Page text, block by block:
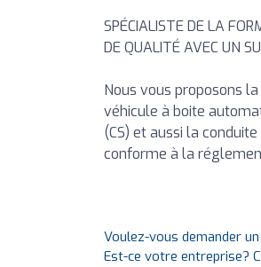
SPÉCIALISTE DE LA
DE QUALITÉ AVEC UN
Nous vous proposons
véhicule à boite
(CS) et aussi la
conforme à la
Voulez-vous demander
Est-ce votre entreprise?